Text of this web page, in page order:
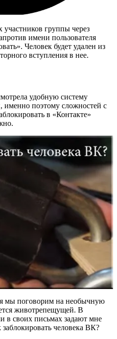
группы через
имени пользователя
Человек будет удален из
вступления в нее.
удобную систему
именно поэтому сложностей с
в «Контакте»
мы поговорим на необычную
животрепещущей. В
в своих письмах задают мне
человека ВК?